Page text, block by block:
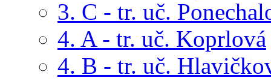
3. C - tr. uč.
4. A - tr. uč. Koprlová
4. B - tr. uč.